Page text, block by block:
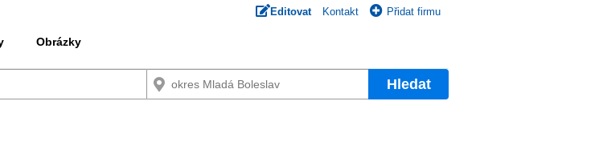
Editovat Kontakt Přidat firmu
Obrázky
Hledat